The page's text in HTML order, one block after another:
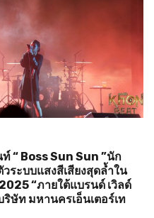
“ Boss Sun Sun ”นัก
ระบบแสงสีเสียงสุดล้ำใน
“ภายใต้แบรนด์ เวิลด์
ริษัท มหานครเอ็นเตอร์เท